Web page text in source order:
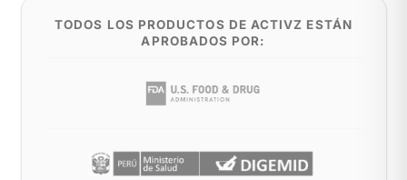
TODOS LOS PRODUCTOS DE ACTIVZ ESTÁN
APROBADOS POR: